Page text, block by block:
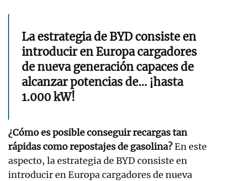
La estrategia de BYD consiste en
introducir en Europa cargadores
de nueva generación capaces de
alcanzar potencias de… ¡hasta
1.000 kW!
¿Cómo es posible conseguir recargas tan
rápidas como repostajes de gasolina?En este
aspecto, la estrategia de BYD consiste en
introducir en Europa cargadores de nueva